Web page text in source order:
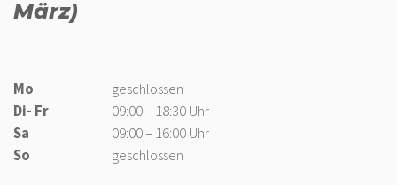
März)
Mo
geschlossen
Di- Fr
09:00 – 18:30 Uhr
Sa
09:00 – 16:00 Uhr
So
geschlossen